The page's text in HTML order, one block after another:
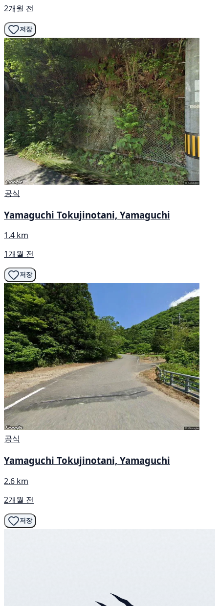
2개월 전
저장
공식
Yamaguchi Tokujinotani, Yamaguchi
1.4 km
1개월 전
저장
공식
Yamaguchi Tokujinotani, Yamaguchi
2.6 km
2개월 전
저장